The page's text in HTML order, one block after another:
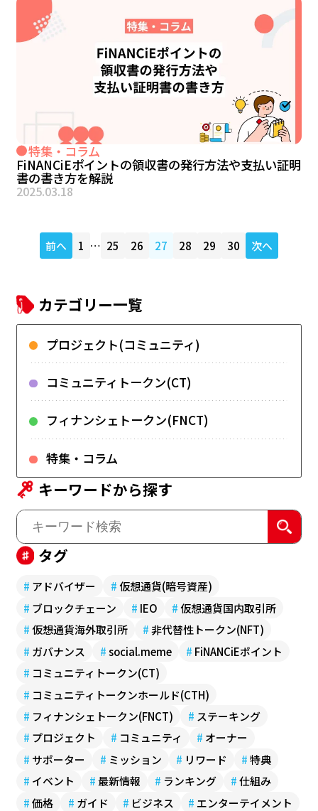
特集・コラム
FiNANCiEポイントの領収書の発行方法や支払い証明
書の書き方を解説
2025.03.18
前へ 1 … 25 26 27 28 29 30 次へ
カテゴリー一覧
プロジェクト(コミュニティ)
コミュニティトークン(CT)
フィナンシェトークン(FNCT)
特集・コラム
キーワードから探す
タグ
# アドバイザー #仮想通貨(暗号資産)
# ブロックチェーン # IEO #仮想通貨国内取引所
#仮想通貨海外取引所 #非代替性トークン(NFT)
# ガバナンス #social.meme # FiNANCiEポイント
# コミュニティトークン(CT)
# コミュニティトークンホールド(CTH)
# フィナンシェトークン(FNCT) # ステーキング
# プロジェクト # コミュニティ # オーナー
# サポーター # ミッション # リワード #特典
# イベント #最新情報 # ランキング #仕組み
#価格 # ガイド # ビジネス # エンターテイメント